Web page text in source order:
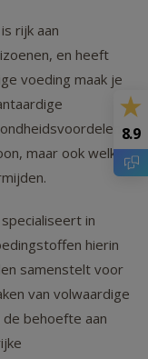
rijk aan
en heeft
voeding maak je
maar ook welke
in
hierin
samenstelt voor
van volwaardige
behoefte aan
8.9